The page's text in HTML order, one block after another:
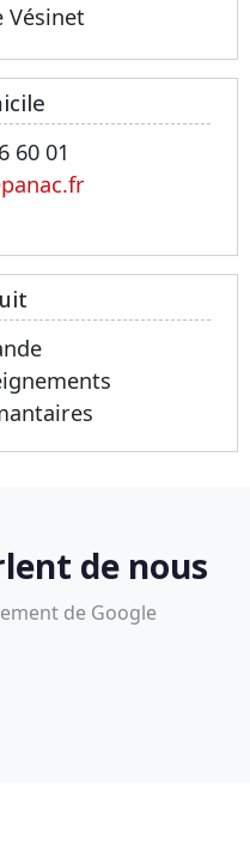
Vésinet
60 01
de nous
de Google